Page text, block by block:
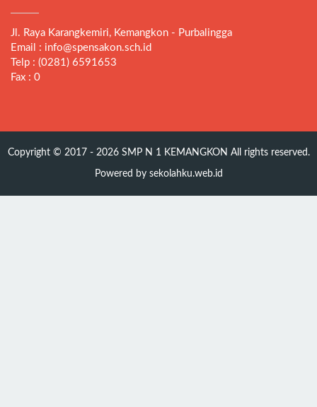
Jl. Raya Karangkemiri, Kemangkon - Purbalingga
Email : info@spensakon.sch.id
Telp : (0281) 6591653
Fax : 0
Copyright © 2017 - 2026SMP N 1 KEMANGKON All rights reserved.
Powered by sekolahku.web.id